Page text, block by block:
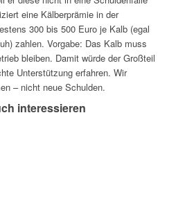
eine Kälberprämie in der
300 bis 500 Euro je Kalb (egal
zahlen. Vorgabe: Das Kalb muss
bleiben. Damit würde der Großteil
Unterstützung erfahren. Wir
– nicht neue Schulden.
interessieren